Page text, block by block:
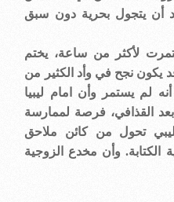
أن يتجول بحرية دون سبق
لأكثر من ساعة، يختم
يكون نجح في وأد الكثير من
أنه لم يستمر وأن امام ليبيا
القذافي، فرصة لممارسة
تحول من كائن ملاحق
وأن مخدع الزوجية